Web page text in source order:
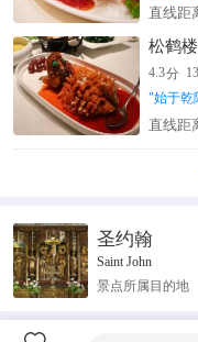
直线距
松鹤
4.3分
"始于乾
直线距
圣约翰
Saint John
景点所属目的地